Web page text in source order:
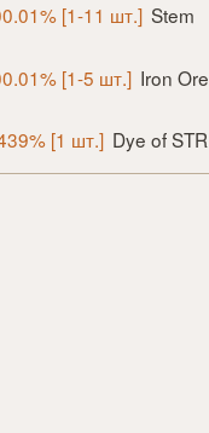
[1-11 шт.] Stem
[1-5 шт.] Iron Ore
[1 шт.] Dye of STR